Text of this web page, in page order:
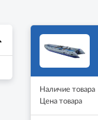
Наличие товара
Цена товара